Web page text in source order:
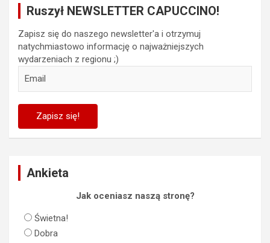
Ruszył NEWSLETTER CAPUCCINO!
Zapisz się do naszego newsletter'a i otrzymuj
natychmiastowo informację o najważniejszych
wydarzeniach z regionu ;)
Ankieta
Jak oceniasz naszą stronę?
Świetna!
Dobra